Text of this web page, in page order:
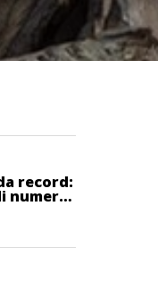
record:
numeri